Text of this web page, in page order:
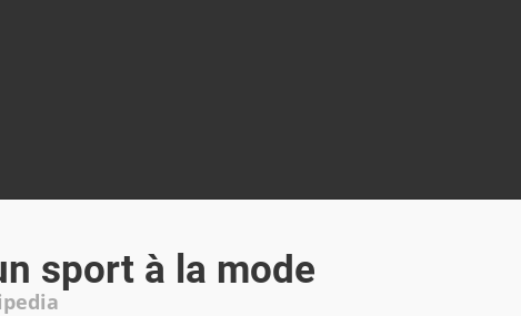
sport à la mode